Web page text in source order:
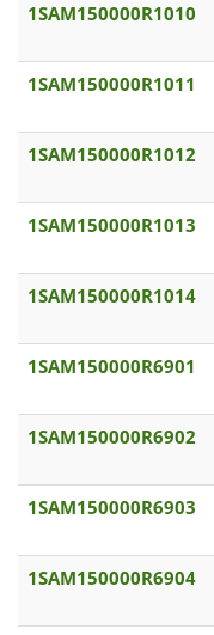
1SAM150000R1010
1SAM150000R1011
1SAM150000R1012
1SAM150000R1013
1SAM150000R1014
1SAM150000R6901
1SAM150000R6902
1SAM150000R6903
1SAM150000R6904